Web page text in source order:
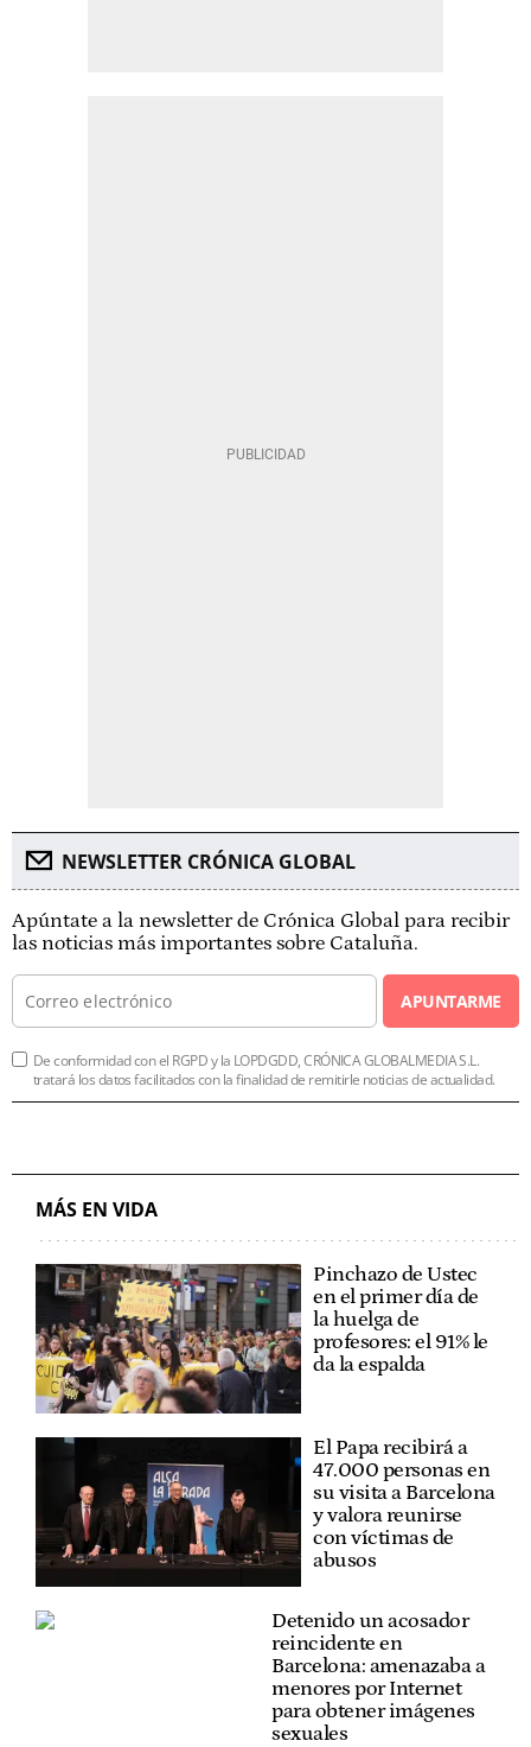
NEWSLETTER CRÓNICA GLOBAL
Apúntate a la newsletter de Crónica Global para recibir
las noticias más importantes sobre Cataluña.
APUNTARME
De conformidad con el RGPD y la LOPDGDD, CRÓNICA GLOBALMEDIA S.L.
tratará los datos facilitados con la finalidad de remitirle noticias de actualidad.
MÁS EN VIDA
Pinchazo de Ustec
en el primer día de
la huelga de
profesores: el 91% le
da la espalda
El Papa recibirá a
47.000 personas en
su visita a Barcelona
y valora reunirse
con víctimas de
abusos
Detenido un acosador
reincidente en
Barcelona: amenazaba a
menores por Internet
para obtener imágenes
sexuales